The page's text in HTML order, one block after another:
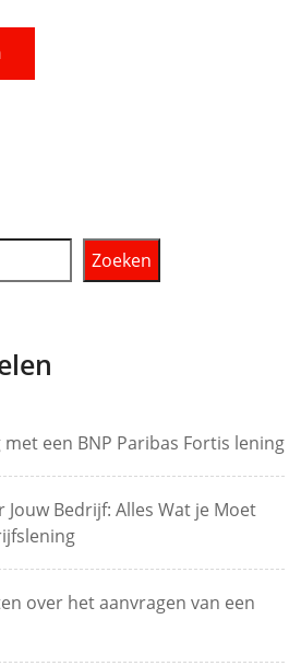
Zoeken
een BNP Paribas Fortis lening
Jouw Bedrijf: Alles Wat je Moet
over het aanvragen van een